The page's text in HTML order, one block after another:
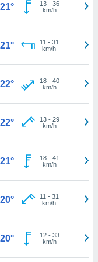
21° 13- 36
km/h
21° 11 - 31
km/h
22° 18- 40
km/h
22° 13- 29
km/h
21° 18- 41
km/h
20° 11 - 31
km/h
20° 12- 33
km/h